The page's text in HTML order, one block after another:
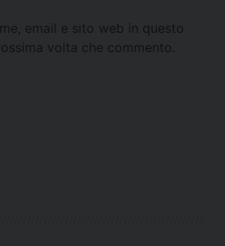
email e sito web in questo
volta che commento.